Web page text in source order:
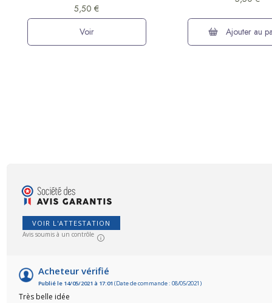
5,50 €
Voir
Ajouter au
VOIR L'ATTESTATION
Avis soumis à un contrôle
Acheteur vérifié
Publié le 14/05/2021 à 17:01 (Date de commande : 08/05/2021)
Très belle idée